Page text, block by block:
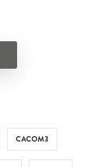
CACOM3